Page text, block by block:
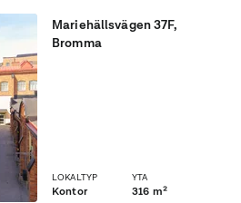
Mariehällsvägen 37F,
Bromma
LOKALTYP
Kontor
YTA
316 m²